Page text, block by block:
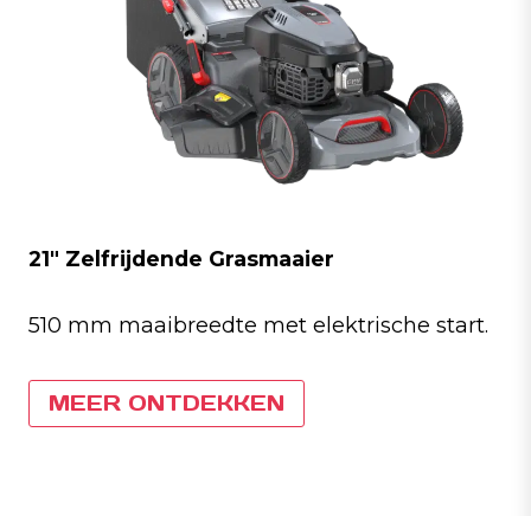
21″ Zelfrijdende Grasmaaier
510 mm maaibreedte met elektrische start.
MEER ONTDEKKEN